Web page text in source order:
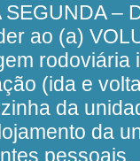
–
ao (a)
(ida e
da
da
pessoais.